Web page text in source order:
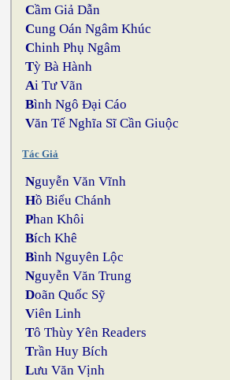
Cầm Giả Dẫn
Cung Oán Ngâm Khúc
Chinh Phụ Ngâm
Tỳ Bà Hành
Ai Tư Vãn
Bình Ngô Đại Cáo
Văn Tế Nghĩa Sĩ Cần Giuộc
Tác Giả
Nguyễn Văn Vĩnh
Hồ Biểu Chánh
Phan Khôi
Bích Khê
Bình Nguyên Lộc
Nguyễn Văn Trung
Doãn Quốc Sỹ
Viên Linh
Tô Thùy Yên Readers
Trần Huy Bích
Lưu Văn Vịnh